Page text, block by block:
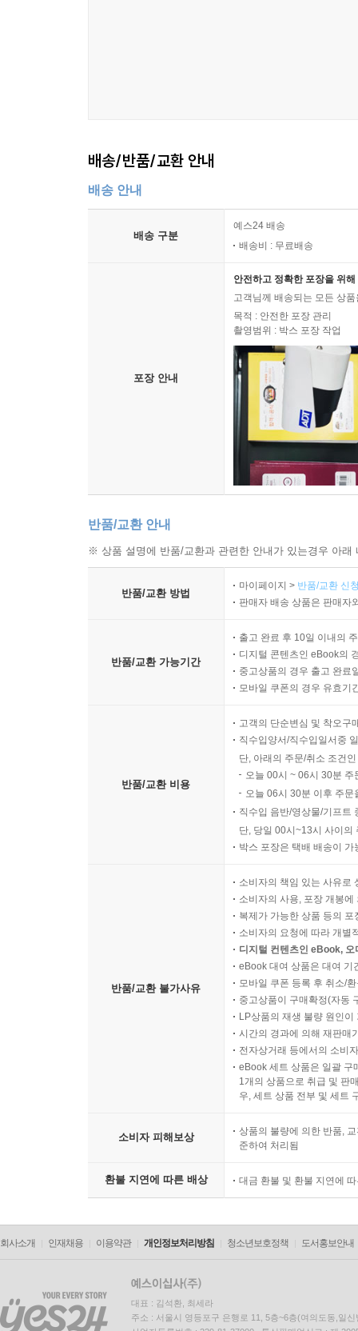
1944년에 졸업을 앞둔 그가 학도병으로 끌려가면
하더라도, 독립된 세상이 오면 원고를 연희전문
한 물건들과 함께 항아리에 담아 가겟집 마루를
는 무사하다고.
인천 개항장 골목길에 자리한 삼 층짜리 목조 가
며 살아왔음이 분명했다. 페인트칠 외에는 과거
이 집이 팔려 수복 과정에 있다는 소식을 들었을
개인이 사들였다 해서 반갑기도 하고 기대가 되
길 바랐다. 염원과 바람이 가득한 기대였다.
나중에 이 낡은 집의 새 주인으로부터 이야기를
부터 물려받은 집을 오랫동안 가꾸고 매만지며
‘물 따라 오가는 사람들의 역사’라면 구룡포를
한 곳이었다. 일본 바다에서 경쟁적인 남획으로
다. 가가와현과 오카야마현에서 온 어민들은 기
일본인들은 해안가를 정비해서 도시를 만들고
조업을 시작하면 몇 달을 머무르는 일이다 보니
두 일본인의 소유였다. (…중략…)
일제 패망 후 일본인들과 한국인들이 눈물의 작
이며, 미곡과 광물자원과 마찬가지로 바다자원도
배송/반품/교환 안내
배송 안내
배송 구분
예스24 배송
배송비 : 무료배송
포장 안내
안전하고 정확한 포장을 위
고객님께 배송되는 모든 상
목적 : 안전한 포장 관리
촬영범위 : 박스 포장 작업
반품/교환 안내
※ 상품 설명에 반품/교환과 관련한 안내가 있는경우 아
반품/교환 방법
마이페이지 > 반품/교환 신
판매자 배송 상품은 판매자
반품/교환 가능기간
출고 완료 후 10일 이내의
디지털 콘텐츠인 eBook의
중고상품의 경우 출고 완료
모바일 쿠폰의 경우 유효기
반품/교환 비용
고객의 단순변심 및 착오구
직수입양서/직수입일서중
단, 아래의 주문/취소 조건
오늘 00시 ~ 06시 30분
오늘 06시 30분 이후 주
직수입 음반/영상물/기프트
단, 당일 00시~13시 사이의
박스 포장은 택배 배송이
반품/교환 불가사유
소비자의 책임 있는 사유로
소비자의 사용, 포장 개봉
복제가 가능한 상품 등의
소비자의 요청에 따라 개별
디지털 컨텐츠인 eBook,
eBook 대여 상품은 대여 기
모바일 쿠폰 등록 후 취소/
중고상품이 구매확정(자동
LP상품의 재생 불량 원인
시간의 경과에 의해 재판매
전자상거래 등에서의 소비
eBook 세트 상품은 일괄 구
1개의 상품으로 취급 및 판
우, 세트 상품 전부 및 세트
소비자 피해보상
상품의 불량에 의한 반품,
준하여 처리됨
환불 지연에 따른 배상 대금 환불 및 환불 지연에
회사소개 인재채용 이용약관 개인정보처리방침 청소년보호정책 도서홍보안내
대표 : 김석환, 최세라
주소 : 서울시 영등포구 은행로 11, 5층~6층(여의도동,일신